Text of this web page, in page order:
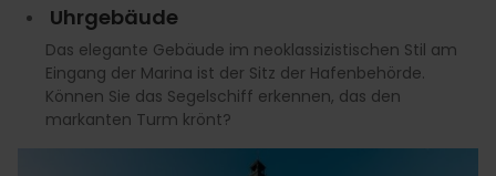
Uhrgebäude
Das elegante Gebäude im neoklassizistischen Stil am
Eingang der Marina ist der Sitz der Hafenbehörde.
Können Sie das Segelschiff erkennen, das den
markanten Turm krönt?